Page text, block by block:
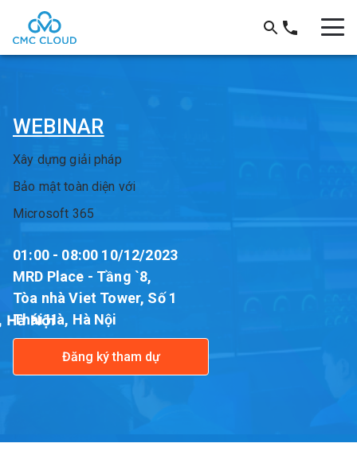
WEBINAR
Xây dựng giải pháp
Bảo mật toàn diện với
Microsoft 365
01:00 - 08:00 10/12/2023
MRD Place - Tầng `8,
Tòa nhà Viet Tower, Số 1
Thái Hà, Hà Nội
Đăng ký tham dự